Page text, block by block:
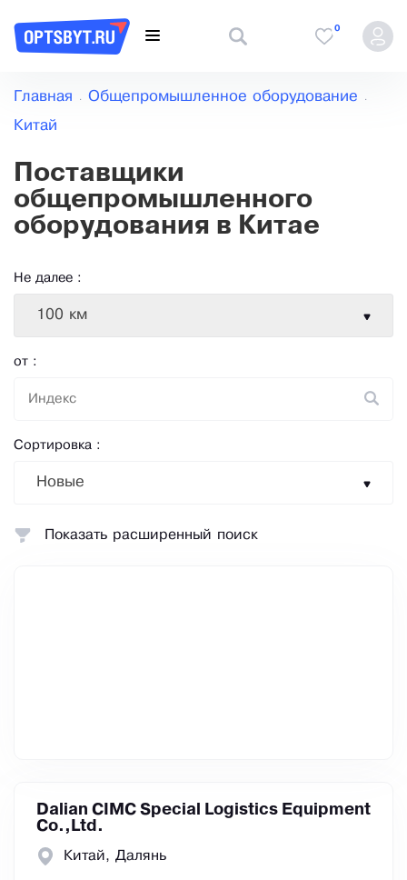
0
Главная Общепромышленное оборудование
Китай
Поставщики
общепромышленного
оборудования в Китае
Не далее :
100 км
от :
Сортировка :
Новые
Dalian CIMC Special Logistics Equipment
Co.,Ltd.
Китай, Далянь
Показать расширенный поиск